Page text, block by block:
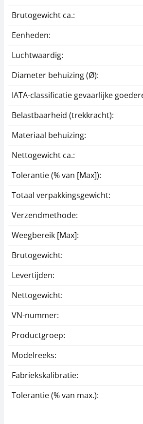
Brutogewicht ca.:
Eenheden:
Luchtwaardig:
Diameter behuizing (Ø):
IATA-classificatie gevaarlijke
Belastbaarheid (trekkracht):
Materiaal behuizing:
Nettogewicht ca.:
Tolerantie (% van [Max]):
Totaal verpakkingsgewicht:
Verzendmethode:
Weegbereik [Max]:
Brutogewicht:
Levertijden:
Nettogewicht:
VN-nummer:
Productgroep:
Modelreeks:
Fabriekskalibratie:
Tolerantie (% van max.):